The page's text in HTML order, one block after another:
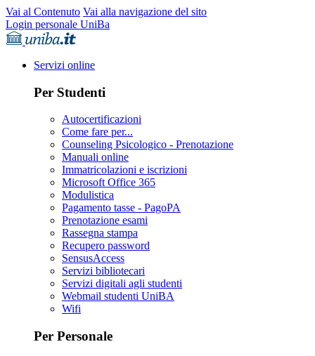
Vai al Contenuto Vai alla navigazione del sito
Login personale UniBa
Servizi online
Per Studenti
Autocertificazioni
Come fare per...
Counseling Psicologico - Prenotazione
Manuali online
Immatricolazioni e iscrizioni
Microsoft Office 365
Modulistica
Pagamento tasse - PagoPA
Prenotazione esami
Rassegna stampa
Recupero password
SensusAccess
Servizi bibliotecari
Servizi digitali agli studenti
Webmail studenti UniBA
Wifi
Per Personale